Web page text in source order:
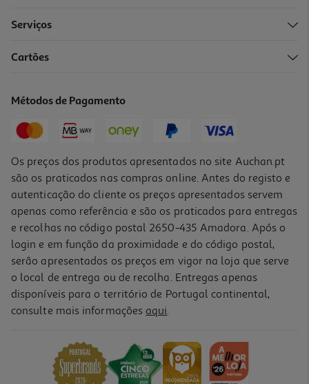
Price reduced from
11,47 €to
Promoção
Champô Novex Liso Lisinho 300ml
Serviços
Cartões
Métodos de Pagamento
Os preços dos produtos apresentados no site Auchan.pt
são os praticados nas compras online. Antes do registo e
autenticação do cliente os preços apresentados servem
apenas como referência e são os praticados para entregas
e recolhas no código postal 2650-435 Amadora. Após o
login e em função da proximidade e do código postal,
serão apresentados os preços em vigor na loja que serve
o local de entrega ou de recolha. Entregas apenas
disponíveis para o território de Portugal continental,
consulte mais informações aqui.